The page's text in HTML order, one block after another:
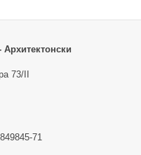
Архитектонски
73/II
71